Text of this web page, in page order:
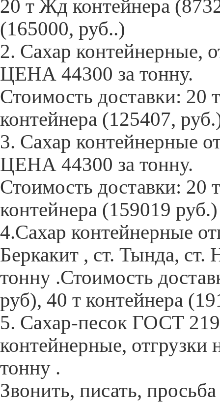
20 т Жд контейнера
(165000, руб..)
2. Сахар контейнерные,
ЦЕНА 44300 за тонну.
Стоимость доставки: 20
контейнера (125407,
3. Сахар контейнерные
ЦЕНА 44300 за тонну.
Стоимость доставки: 20
контейнера (159019 руб.)
4.Сахар контейнерные
Беркакит , ст. Тында,
тонну .Стоимость
руб), 40 т контейнера
5. Сахар-песок ГОСТ
контейнерные,
тонну .
Звонить, писать,